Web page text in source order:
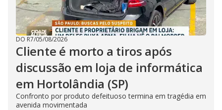
DO R7/05/08/2026
Cliente é morto a tiros após
discussão em loja de informática
em Hortolândia (SP)
Confronto por produto defeituoso termina em tragédia em
avenida movimentada